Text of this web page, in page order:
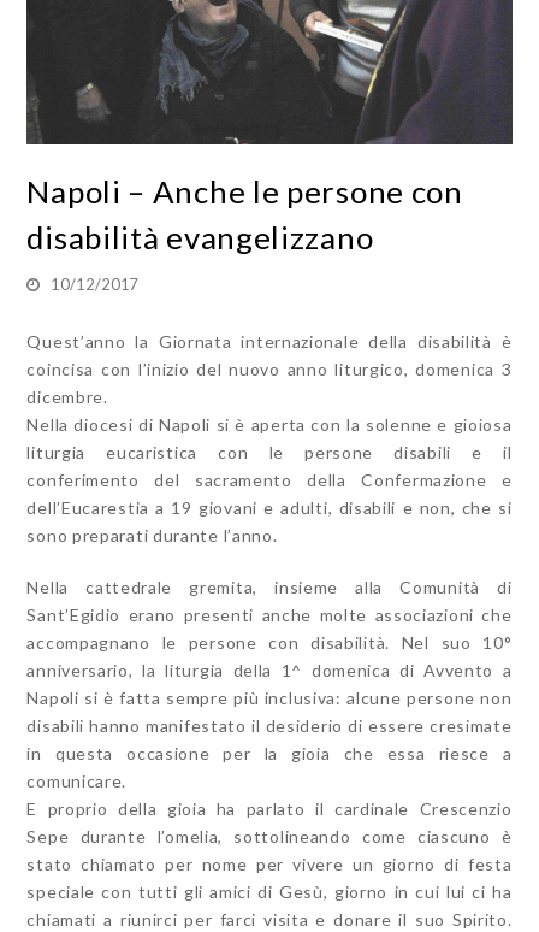
Napoli – Anche le persone con
disabilità evangelizzano
10/12/2017
Quest’anno la Giornata internazionale della disabilità è
coincisa con l’inizio del nuovo anno liturgico, domenica 3
dicembre.
Nella diocesi di Napoli si è aperta con la solenne e gioiosa
liturgia eucaristica con le persone disabili e il
conferimento del sacramento della Confermazione e
dell’Eucarestia a 19 giovani e adulti, disabili e non, che si
sono preparati durante l’anno.
Nella cattedrale gremita, insieme alla Comunità di
Sant’Egidio erano presenti anche molte associazioni che
accompagnano le persone con disabilità. Nel suo 10°
anniversario, la liturgia della 1^ domenica di Avvento a
Napoli si è fatta sempre più inclusiva: alcune persone non
disabili hanno manifestato il desiderio di essere cresimate
in questa occasione per la gioia che essa riesce a
comunicare.
E proprio della gioia ha parlato il cardinale Crescenzio
Sepe durante l’omelia, sottolineando come ciascuno è
stato chiamato per nome per vivere un giorno di festa
speciale con tutti gli amici di Gesù, giorno in cui lui ci ha
chiamati a riunirci per farci visita e donare il suo Spirito.